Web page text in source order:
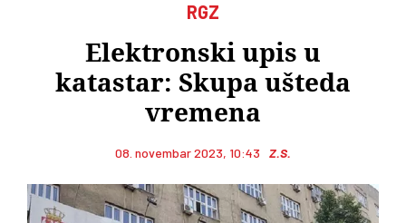
RGZ
Elektronski upis u
katastar: Skupa ušteda
vremena
08. novembar 2023, 10:43 Z.S.